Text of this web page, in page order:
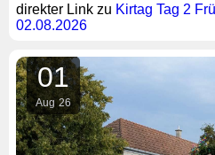
direkter Link zu Kirtag Tag 2
02.08.2026
01
Aug 26